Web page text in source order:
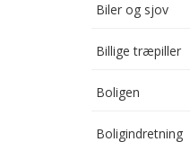
Biler og sjov
Billige træpiller
Boligen
Boligindretning